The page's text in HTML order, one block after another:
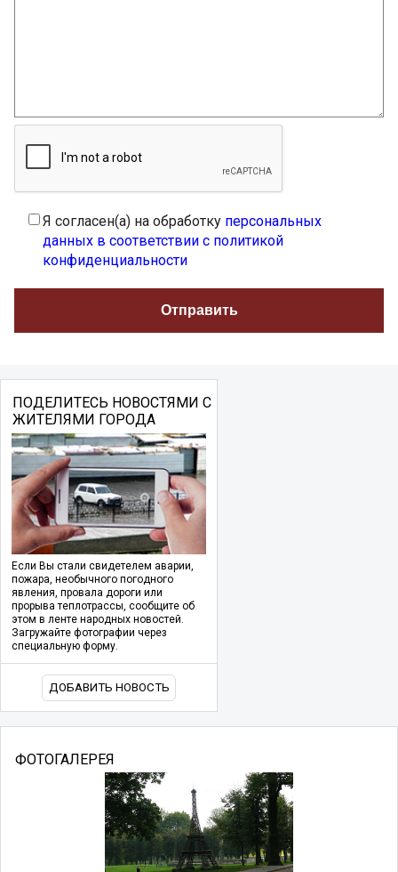
Я согласен(а) на обработку персональных
данных в соответствии с политикой
конфиденциальности
ПОДЕЛИТЕСЬ НОВОСТЯМИ С
ЖИТЕЛЯМИ ГОРОДА
Если Вы стали свидетелем аварии,
пожара, необычного погодного
явления, провала дороги или
прорыва теплотрассы, сообщите об
этом в ленте народных новостей.
Загружайте фотографии через
специальную форму.
ДОБАВИТЬ НОВОСТЬ
ФОТОГАЛЕРЕЯ